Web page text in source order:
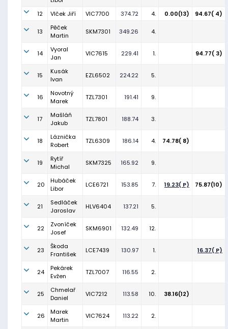
12 Vlček Jiří VIC7700 374.72 4. 0.00(13) 94.67( 4)
13
Pěček
Martin
SKM7301 349.26 4.
14
Vyoral
Jan
VIC7615 229.41 1. 94.77( 3)
15
Kusák
Ivan
EZL6502 224.22 5.
16
Novotný
Marek
TZL7301 191.41 9.
17
Mašláň
Jakub
TZL7801 188.74 3.
18
Láznička
Robert
TZL6309 186.14 4. 74.78( 8)
19
Rytíř
Michal
SKM7325 165.92 9.
20
Hubáček
Libor
LCE6721 153.85 7. 19.23( P) 75.87(10)
21
Sedláček
Jaroslav
HLV6404 137.21 5.
22
Zvoníček
Josef
SKM6901 132.49 12.
23
Škoda
František
LCE7439 130.97 1. 16.37( P)
24
Pekárek
Evžen
TZL7007 116.55 2.
25
Chmelař
Daniel
VIC7212 113.58 10. 38.16(12)
26
Marek
Martin
VIC7624 113.22 2.